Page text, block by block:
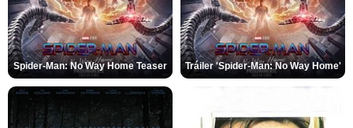
Spider-Man: No Way Home Teaser Tráiler 'Spider-Man: No Way Home'